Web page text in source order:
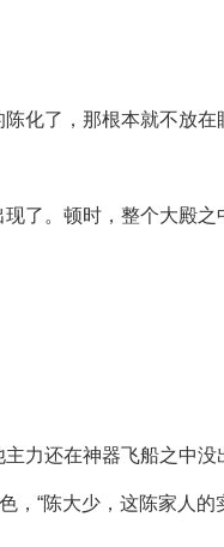
化了，那根本就不放在
了。顿时，整个大殿
力还在神器飞船之中没
，“陈大少，这陈家人